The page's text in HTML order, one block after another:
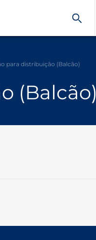
(Balcão)
para distribuição (Balcão)